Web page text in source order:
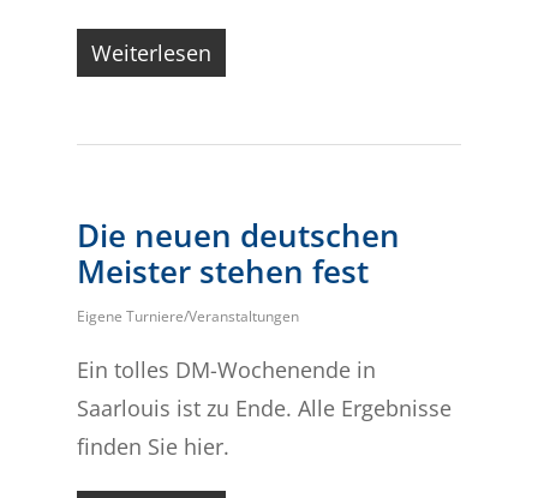
Weiterlesen
Die neuen deutschen
Meister stehen fest
Eigene Turniere/Veranstaltungen
Ein tolles DM-Wochenende in
Saarlouis ist zu Ende. Alle Ergebnisse
finden Sie hier.